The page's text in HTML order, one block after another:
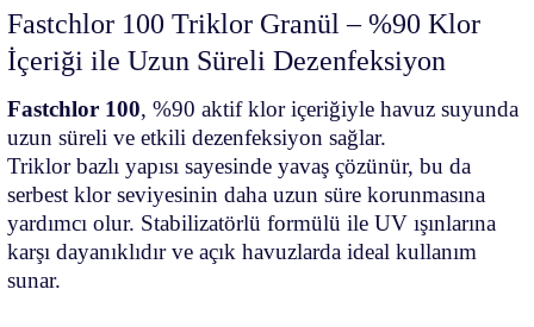
Fastchlor 100 Triklor Granül – %90 Klor
İçeriği ile Uzun Süreli Dezenfeksiyon
Fastchlor 100, %90 aktif klor içeriğiyle havuz suyunda
uzun süreli ve etkili dezenfeksiyon sağlar.
Triklor bazlı yapısı sayesinde yavaş çözünür, bu da
serbest klor seviyesinin daha uzun süre korunmasına
yardımcı olur. Stabilizatörlü formülü ile UV ışınlarına
karşı dayanıklıdır ve açık havuzlarda ideal kullanım
sunar.